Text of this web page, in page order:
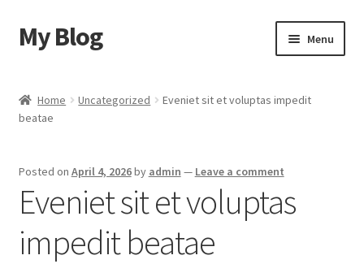
Skip
to
Skip
to
My Blog Menu
Cart
Checkout
My account
Sample Page
Home Uncategorized
Eveniet sit et voluptas impedit
beatae
Posted on April 4, 2026by admin — Leave a comment
Eveniet sit et voluptas
impedit beatae